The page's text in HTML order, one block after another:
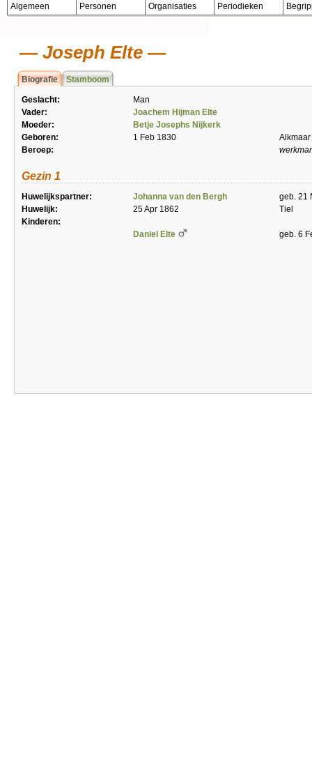
Algemeen Personen Organisaties Periodieken
Joseph Elte
Biografie Stamboom
Geslacht:
Man
Vader:
Joachem Hijman Elte
Moeder:
Betje Josephs Nijkerk
Geboren:
1 Feb 1830
Alkmaar
Beroep:
Gezin 1
Huwelijkspartner: Johanna van den Bergh
geb. 21
Huwelijk:
25 Apr 1862
Tiel
Kinderen:
Daniel Elte
geb. 6